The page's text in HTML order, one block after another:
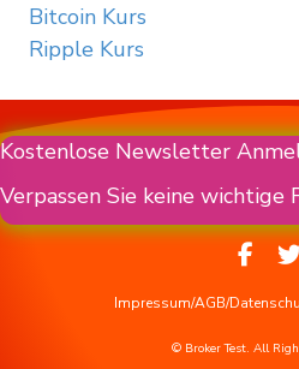
Bitcoin Kurs
Ripple Kurs
Kostenlose Newsletter
Verpassen Sie keine wichtige
Impressum/AGB/
© Broker Test. All